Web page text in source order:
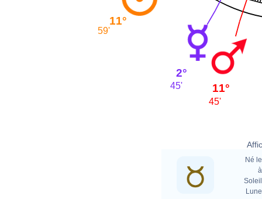
11°
59'
2°
45' 11°
45'
Né